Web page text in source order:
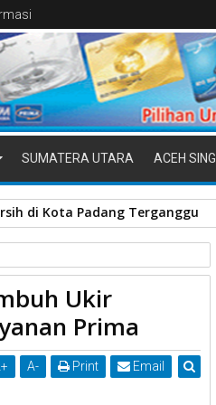
SUMATERA UTARA ACEH
di Kota Padang Terganggu
Raih
Pelayanan Prima
Ukir
Prima
+ A- Print Email